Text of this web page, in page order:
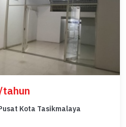
Kota Tasikmalaya